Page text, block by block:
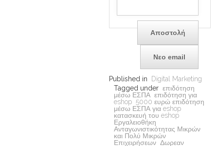
Published in
Digital Marketing
Tagged under επιδότηση
μέσω ΕΣΠΑ επιδότηση για
eshop 5000 ευρώ επιδότηση
μέσω ΕΣΠΑ για eshop
κατασκευή του eshop
Εργαλειοθήκη
Ανταγωνιστικότητας Μικρών
και Πολύ Μικρών
Επιχειρήσεων Δωρεαν